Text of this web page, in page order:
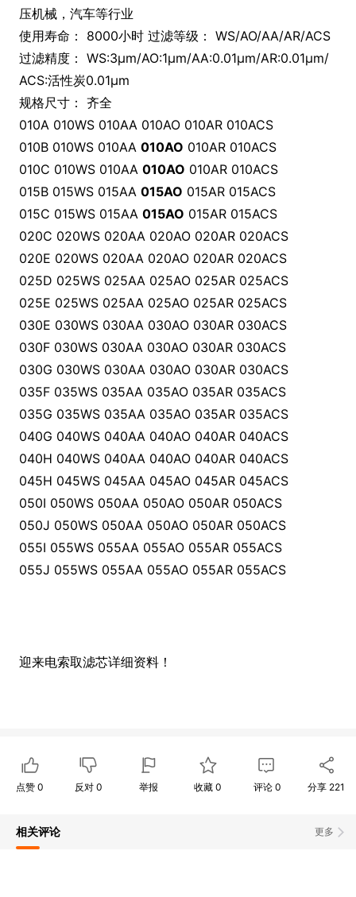
压机械，汽车等行业
使用寿命： 8000小时 过滤等级： WS/AO/AA/AR/ACS
过滤精度： WS:3μm/AO:1μm/AA:0.01μm/AR:0.01μm/
ACS:活性炭0.01μm
规格尺寸： 齐全
010A 010WS 010AA 010AO 010AR 010ACS
010B 010WS 010AA 010AO 010AR 010ACS
010C 010WS 010AA 010AO 010AR 010ACS
015B 015WS 015AA 015AO 015AR 015ACS
015C 015WS 015AA 015AO 015AR 015ACS
020C 020WS 020AA 020AO 020AR 020ACS
020E 020WS 020AA 020AO 020AR 020ACS
025D 025WS 025AA 025AO 025AR 025ACS
025E 025WS 025AA 025AO 025AR 025ACS
030E 030WS 030AA 030AO 030AR 030ACS
030F 030WS 030AA 030AO 030AR 030ACS
030G 030WS 030AA 030AO 030AR 030ACS
035F 035WS 035AA 035AO 035AR 035ACS
035G 035WS 035AA 035AO 035AR 035ACS
040G 040WS 040AA 040AO 040AR 040ACS
040H 040WS 040AA 040AO 040AR 040ACS
045H 045WS 045AA 045AO 045AR 045ACS
050I 050WS 050AA 050AO 050AR 050ACS
050J 050WS 050AA 050AO 050AR 050ACS
055I 055WS 055AA 055AO 055AR 055ACS
055J 055WS 055AA 055AO 055AR 055ACS
迎来电索取滤芯详细资料！
点赞 0 反对0 举报 收藏 0 评论 0 分享 221
更多
相关评论